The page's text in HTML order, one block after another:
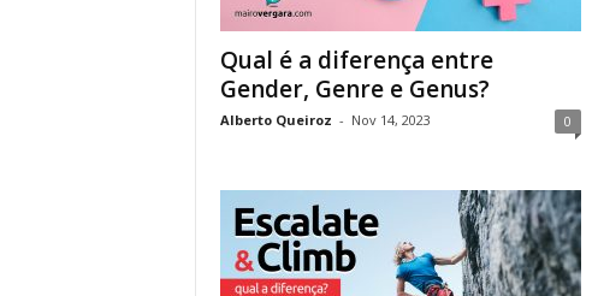
Qual é a diferença entre
Gender, Genre e Genus?
Alberto Queiroz - Nov 14, 2023 0